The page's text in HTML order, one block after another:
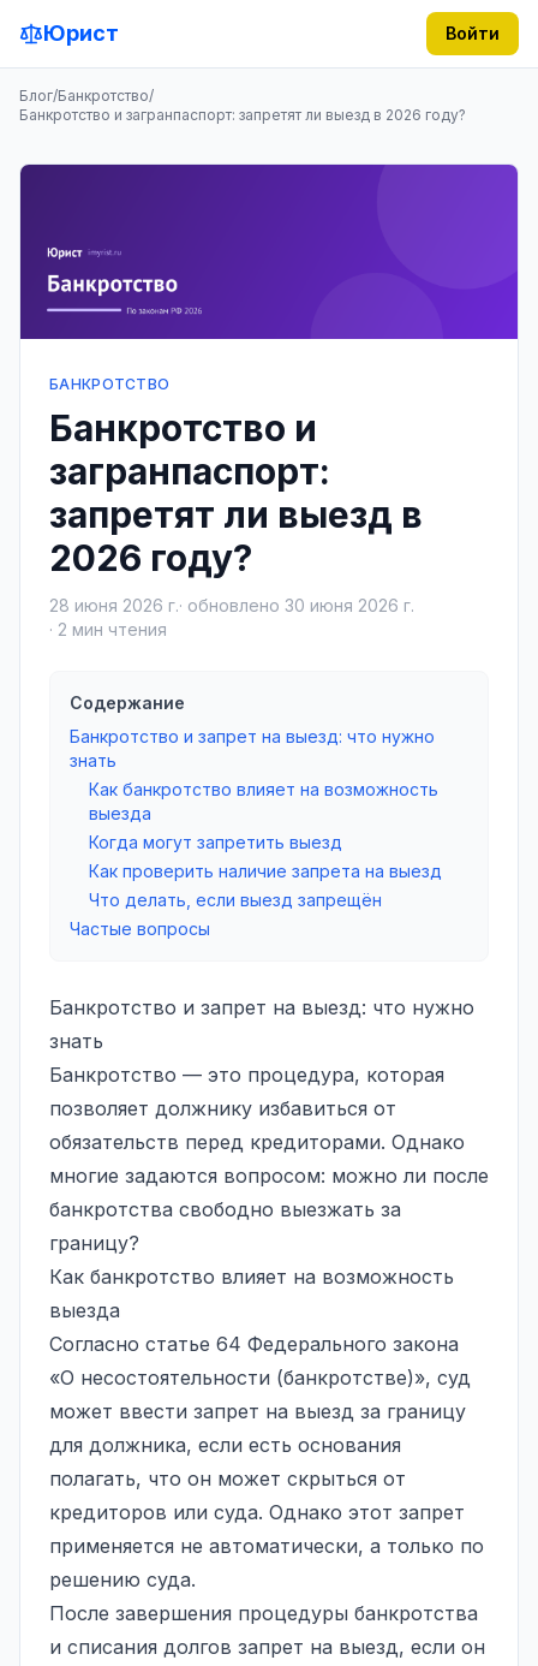
Юрист Войти
Блог/Банкротство/
Банкротство и загранпаспорт: запретят ли выезд в 2026 году?
БАНКРОТСТВО
Банкротство и
загранпаспорт:
запретят ли выезд в
2026 году?
28 июня 2026 г.· обновлено 30 июня 2026 г.
· 2 мин чтения
Содержание
Банкротство и запрет на выезд: что нужно
знать
Как банкротство влияет на возможность
выезда
Когда могут запретить выезд
Как проверить наличие запрета на выезд
Что делать, если выезд запрещён
Частые вопросы
Банкротство и запрет на выезд: что нужно
знать
Банкротство — это процедура, которая
позволяет должнику избавиться от
обязательств перед кредиторами. Однако
многие задаются вопросом: можно ли после
банкротства свободно выезжать за
границу?
Как банкротство влияет на возможность
выезда
Согласно статье 64 Федерального закона
«О несостоятельности (банкротстве)», суд
может ввести запрет на выезд за границу
для должника, если есть основания
полагать, что он может скрыться от
кредиторов или суда. Однако этот запрет
применяется не автоматически, а только по
решению суда.
После завершения процедуры банкротства
и списания долгов запрет на выезд, если он